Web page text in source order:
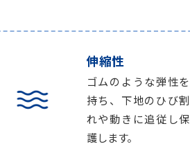
伸縮性
ゴムのような弾性を
持ち、下地のひび割
れや動きに追従し保
護します。